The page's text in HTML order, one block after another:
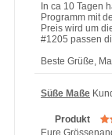
In ca 10 Tagen
Programm mit
Preis wird um
#1205 passen
Beste Grüße,
Süße Maße
Produkt